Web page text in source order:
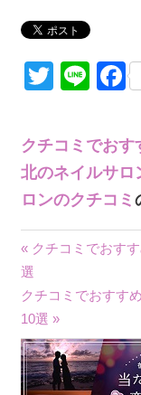
Twitter
Line
クチコミでおす
北のネイルサロ
ロンのクチコミ
投
稿
ナ
ビ
« クチコミでおす
選
クチコミでおすす
10選 »